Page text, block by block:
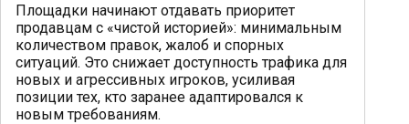
Площадки начинают отдавать приоритет
продавцам с «чистой историей»: минимальным
количеством правок, жалоб и спорных
ситуаций. Это снижает доступность трафика для
новых и агрессивных игроков, усиливая
позиции тех, кто заранее адаптировался к
новым требованиям.